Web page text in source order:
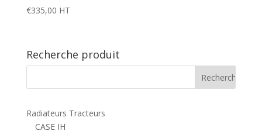
€335,00 HT
Recherche produit
Radiateurs Tracteurs
CASE IH